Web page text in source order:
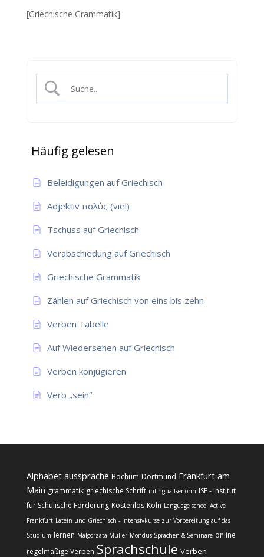
[Griechische Grammatik]
Häufig gelesen
Beleidigungen auf Griechisch
Adjektiv πολύς (viel)
Tschüss auf Griechisch
Verabschiedung auf Griechisch
Griechische Grammatik
Zählen auf Griechisch von eins bis zehn
Verben Tabelle
Auf Wiedersehen auf Griechisch
Verben konjugieren
Verb „sein“
Alphabet aussprache Bochum Dortmund Frankfurt am
Main grammatik griechische Schrift inlingua Iserlohn ISF - Institut
für Schulische Förderung Kostenlos Köln Language school Active
Frankfurt Latein und Griechisch - Intensivkurse zur Vorbereitung auf das
Studium lernen Malgorzata Müller Mondus Sprachen & Seminare online
regelmäßige Verben Sprachschule Verben